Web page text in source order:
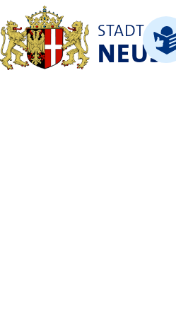
STADT
NEUSS